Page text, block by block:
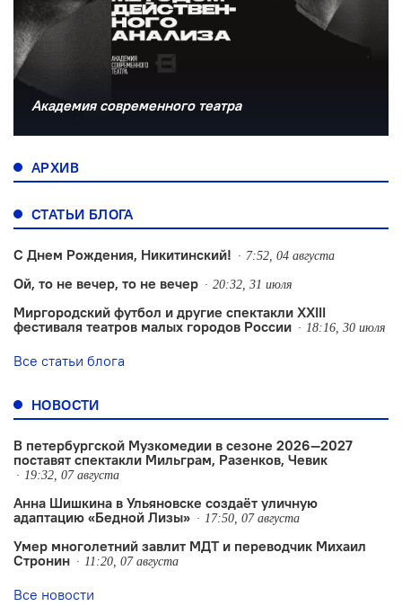
Академия современного театра
АРХИВ
СТАТЬИ БЛОГА
С Днем Рождения, Никитинский! 7:52, 04 августа
Ой, то не вечер, то не вечер 20:32, 31 июля
Миргородский футбол и другие спектакли XXIII
фестиваля театров малых городов России
18:16, 30 июля
Все статьи блога
НОВОСТИ
В петербургской Музкомедии в сезоне 2026—2027
поставят спектакли Мильграм, Разенков, Чевик
19:32, 07 августа
Анна Шишкина в Ульяновске создаëт уличную
адаптацию «Бедной Лизы»
17:50, 07 августа
Умер многолетний завлит МДТ и переводчик Михаил
Стронин
11:20, 07 августа
Все новости